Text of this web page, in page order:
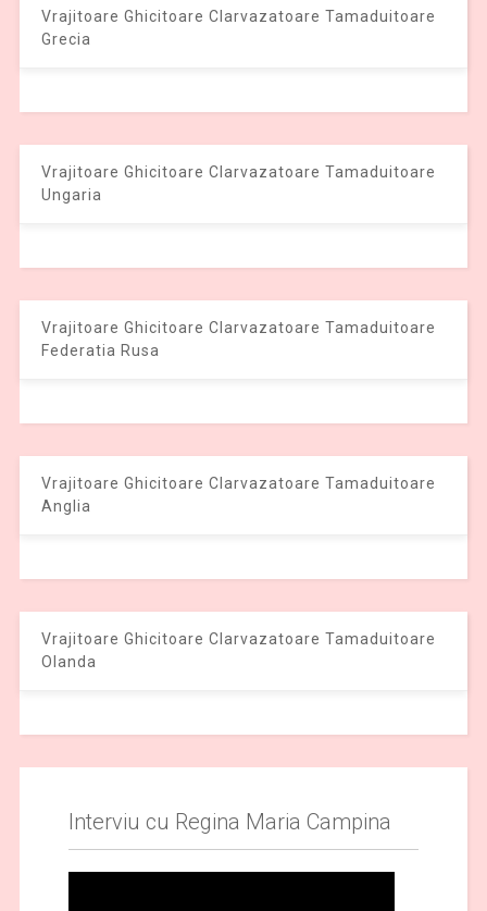
Vrajitoare Ghicitoare Clarvazatoare Tamaduitoare
Grecia
Vrajitoare Ghicitoare Clarvazatoare Tamaduitoare
Ungaria
Vrajitoare Ghicitoare Clarvazatoare Tamaduitoare
Federatia Rusa
Vrajitoare Ghicitoare Clarvazatoare Tamaduitoare
Anglia
Vrajitoare Ghicitoare Clarvazatoare Tamaduitoare
Olanda
Interviu cu Regina Maria Campina